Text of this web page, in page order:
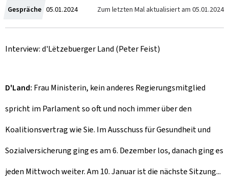
Gespräche Z
u
m
05.01.2024 Zum letzten Mal aktualisiert am 05.01.2024
Interview: d'Lëtzebuerger Land (Peter Feist)
D'Land: Frau Ministerin, kein anderes Regierungsmitglied
spricht im Parlament so oft und noch immer über den
Koalitionsvertrag wie Sie. Im Ausschuss für Gesundheit und
Sozialversicherung ging es am 6. Dezember los, danach ging es
jeden Mittwoch weiter. Am 10. Januar ist die nächste Sitzung...